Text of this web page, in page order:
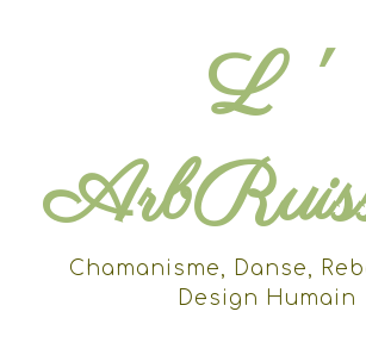
L '
Chamanisme, Danse,
Design Humain